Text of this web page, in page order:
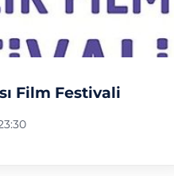
Film Festivali